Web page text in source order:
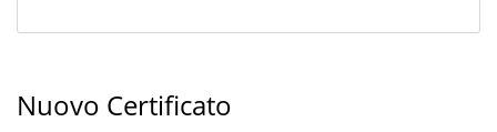
Nuovo Certificato